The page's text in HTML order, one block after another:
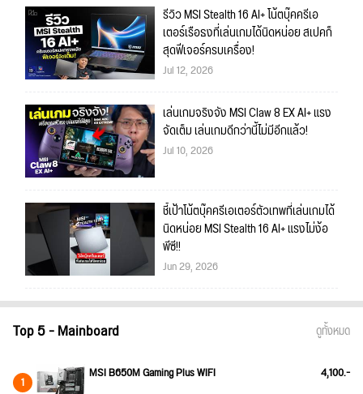
รีวิว MSI Stealth 16 AI+ โน้ตบุ๊คครีเอ
เตอร์เรือธงที่เล่นเกมได้นิดหน่อย สเปคก็
สุดฟีเจอร์ครบเครื่อง!
Jul 12, 2026
เล่นเกมจริงจัง MSI Claw 8 EX AI+ แรง
จัดเต็ม เล่นเกมดีกว่านี้ไม่มีอีกแล้ว!
Jul 10, 2026
ชี้เป้าโน้ตบุ๊คครีเอเตอร์ตัวเทพที่เล่นเกมได้
นิดหน่อย MSI Stealth 16 AI+ แรงไม่ง้อ
พีซี!!
Jun 29, 2026
Top 5 - Mainboard ดูทั้งหมด
1 MSI B650M Gaming Plus WIFI 4,100.-